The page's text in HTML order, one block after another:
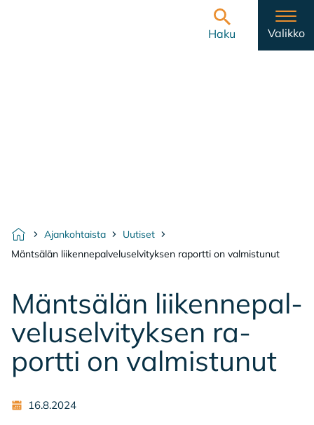
Haku
Valikko
Etusivu
Ajankohtaista
Uutiset
Mäntsälän liikennepalveluselvityksen raportti on valmistunut
Mänt­sä­län lii­ken­ne­pal­
ve­lusel­vi­tyk­sen ra­
port­ti on val­mis­tu­nut
16.8.2024